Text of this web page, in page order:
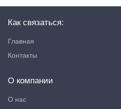
Как связаться:
Главная
Контакты
О компании
О нас